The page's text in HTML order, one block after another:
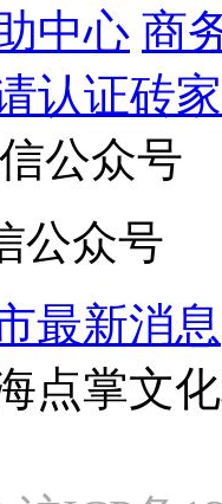
中心 商
认证砖家
公众号
最新消息
海点掌文